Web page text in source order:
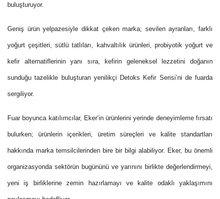
buluşturuyor.
Geniş ürün yelpazesiyle dikkat çeken marka; sevilen ayranları, farklı
yoğurt çeşitleri, sütlü tatlıları, kahvaltılık ürünleri, probiyotik yoğurt ve
kefir alternatiflerinin yanı sıra, kefirin geleneksel lezzetini doğanın
sunduğu tazelikle buluşturan yenilikçi Detoks Kefir Serisi’ni de fuarda
sergiliyor.
Fuar boyunca katılımcılar, Eker’in ürünlerini yerinde deneyimleme fırsatı
bulurken; ürünlerin içerikleri, üretim süreçleri ve kalite standartları
hakkında marka temsilcilerinden bire bir bilgi alabiliyor. Eker, bu önemli
organizasyonda sektörün bugününü ve yarınını birlikte değerlendirmeyi,
yeni iş birliklerine zemin hazırlamayı ve kalite odaklı yaklaşımını